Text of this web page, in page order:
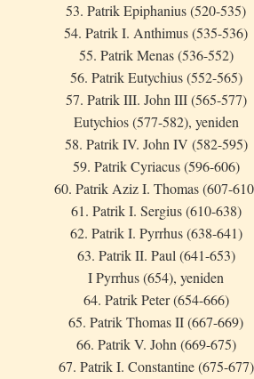
53. Patrik Epiphanius (520-535)
54. Patrik I. Anthimus (535-536)
55. Patrik Menas (536-552)
56. Patrik Eutychius (552-565)
57. Patrik III. John III (565-577)
Eutychios (577-582), yeniden
58. Patrik IV. John IV (582-595)
59. Patrik Cyriacus (596-606)
60. Patrik Aziz I. Thomas (607-
61. Patrik I. Sergius (610-638)
62. Patrik I. Pyrrhus (638-641)
63. Patrik II. Paul (641-653)
I Pyrrhus (654), yeniden
64. Patrik Peter (654-666)
65. Patrik Thomas II (667-669)
66. Patrik V. John (669-675)
67. Patrik I. Constantine (675-677)